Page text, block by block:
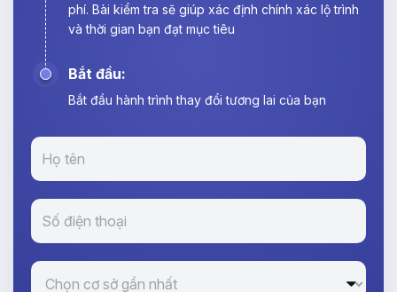
phí. Bài kiểm tra sẽ giúp xác định chính xác lộ trình
và thời gian bạn đạt mục tiêu
Bắt đầu:
Bắt đầu hành trình thay đổi tương lai của bạn